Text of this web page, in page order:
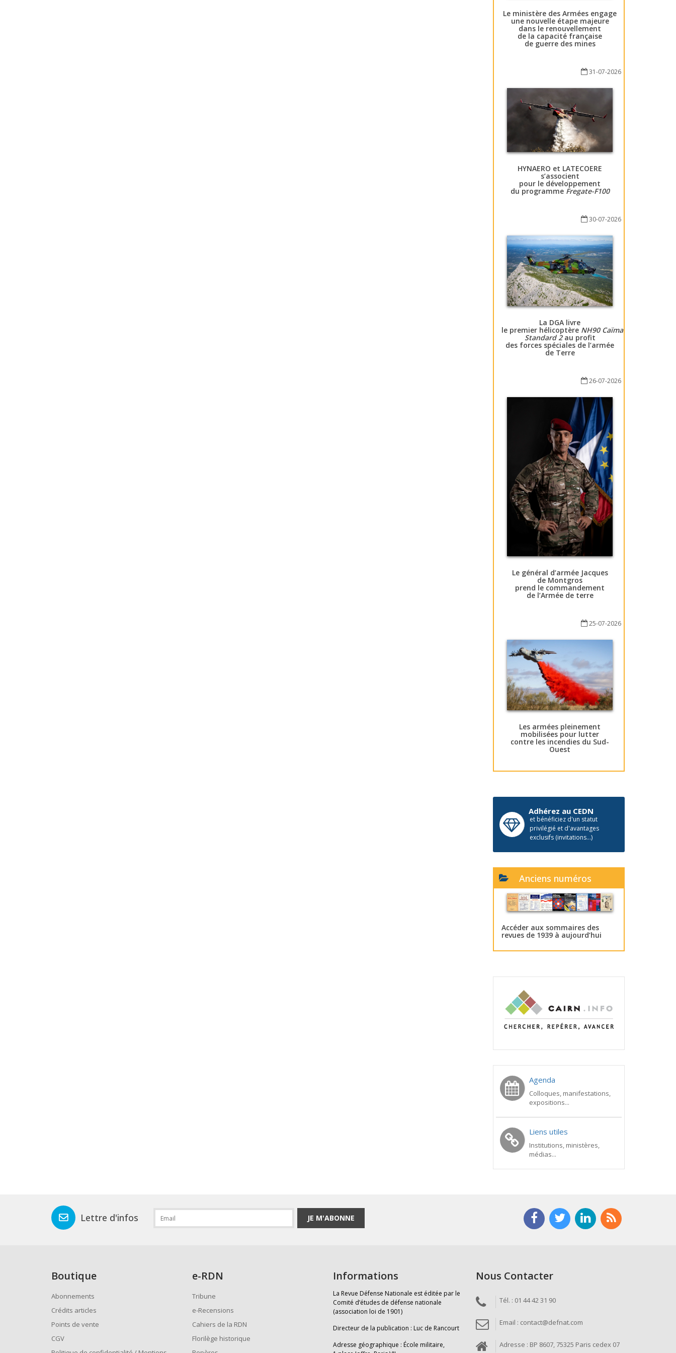
Le ministère des Armées engage
une nouvelle étape majeure
dans le renouvellement
de la capacité française
de guerre des mines
31-07-2026
HYNAERO et LATECOERE
s’associent
pour le développement
du programme Fregate-F100
30-07-2026
La DGA livre
le premier hélicoptère NH90 Caïman
Standard 2au profit
des forces spéciales de l’armée
de Terre
26-07-2026
Le général d’armée Jacques
de Montgros
prend le commandement
de l’Armée de terre
25-07-2026
Les armées pleinement
mobilisées pour lutter
contre les incendies du Sud-
Ouest
Adhérez au CEDN
et bénéficiez d'un statut
privilégié et d'avantages
exclusifs (invitations...)
Anciens numéros
Accéder aux sommaires des
revues de 1939 à aujourd’hui
Agenda
Colloques, manifestations,
expositions...
Liens utiles
Institutions, ministères,
médias...
Lettre d'infos JE M'ABONNE
Boutique
Abonnements
Crédits articles
Points de vente
CGV
e-RDN
Tribune
e-Recensions
Cahiers de la RDN
Florilège historique
Informations
La Revue Défense Nationale est éditée par le
Comité d’études de défense nationale
(association loi de 1901)
Directeur de la publication : Luc de Rancourt
Adresse géographique : École militaire,
Nous Contacter
Tél. : 01 44 42 31 90
Email : contact@defnat.com
Adresse : BP 8607, 75325 Paris cedex 07